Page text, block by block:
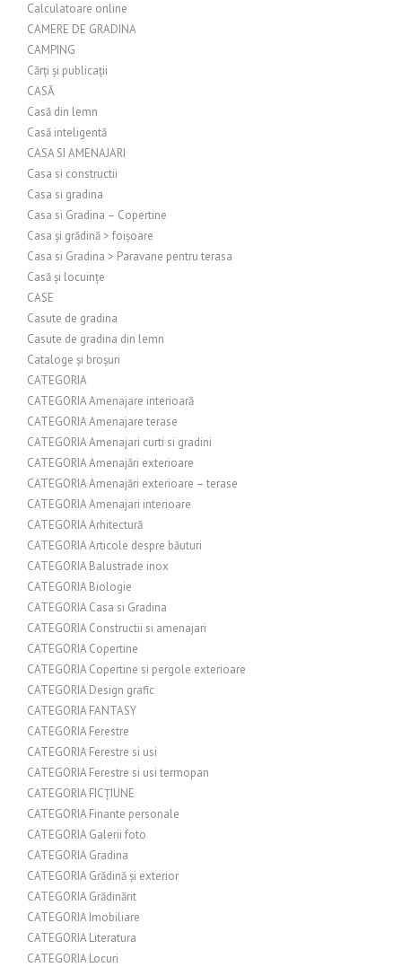
Calculatoare online
CAMERE DE GRADINA
CAMPING
Cărți și publicații
CASĂ
Casă din lemn
Casă inteligentă
CASA SI AMENAJARI
Casa si constructii
Casa si gradina
Casa si Gradina – Copertine
Casa și grădină > foișoare
Casa si Gradina > Paravane pentru terasa
Casă și locuințe
CASE
Casute de gradina
Casute de gradina din lemn
Cataloge și broșuri
CATEGORIA
CATEGORIA Amenajare interioară
CATEGORIA Amenajare terase
CATEGORIA Amenajari curti si gradini
CATEGORIA Amenajări exterioare
CATEGORIA Amenajări exterioare – terase
CATEGORIA Amenajari interioare
CATEGORIA Arhitectură
CATEGORIA Articole despre băuturi
CATEGORIA Balustrade inox
CATEGORIA Biologie
CATEGORIA Casa si Gradina
CATEGORIA Constructii si amenajari
CATEGORIA Copertine
CATEGORIA Copertine si pergole exterioare
CATEGORIA Design grafic
CATEGORIA FANTASY
CATEGORIA Ferestre
CATEGORIA Ferestre si usi
CATEGORIA Ferestre si usi termopan
CATEGORIA FICȚIUNE
CATEGORIA Finante personale
CATEGORIA Galerii foto
CATEGORIA Gradina
CATEGORIA Grădină și exterior
CATEGORIA Grădinărit
CATEGORIA Imobiliare
CATEGORIA Literatura
CATEGORIA Locuri